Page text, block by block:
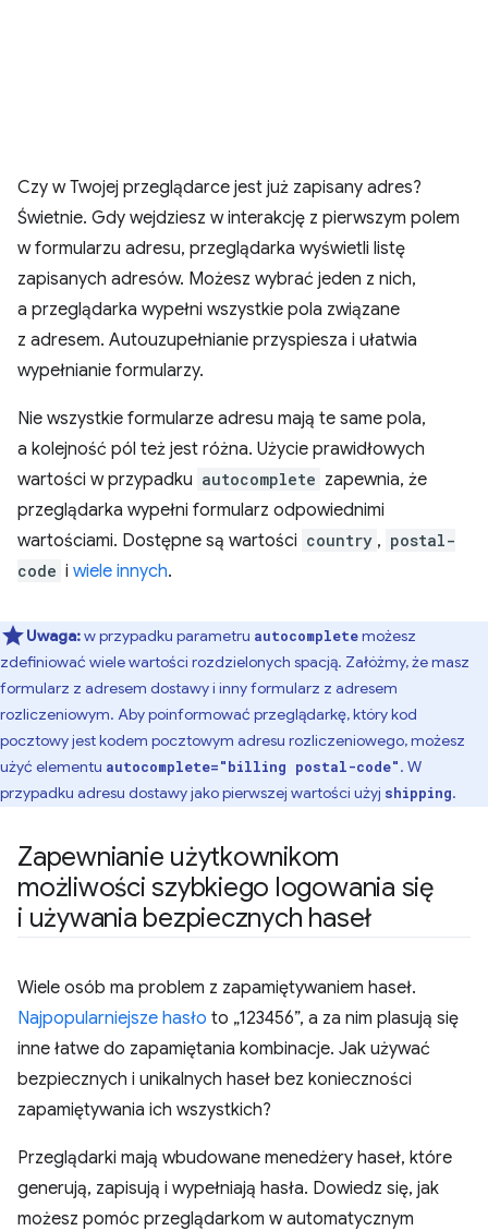
Czy w Twojej przeglądarce jest już zapisany adres?
Świetnie. Gdy wejdziesz w interakcję z pierwszym polem
w formularzu adresu, przeglądarka wyświetli listę
zapisanych adresów. Możesz wybrać jeden z nich,
a przeglądarka wypełni wszystkie pola związane
z adresem. Autouzupełnianie przyspiesza i ułatwia
wypełnianie formularzy.
Nie wszystkie formularze adresu mają te same pola,
a kolejność pól też jest różna. Użycie prawidłowych
wartości w przypadku autocomplete zapewnia, że
przeglądarka wypełni formularz odpowiednimi
wartościami. Dostępne są wartości country , postal-
code i wiele innych.
Uwaga:w przypadku parametru autocompletemożesz
zdefiniować wiele wartości rozdzielonych spacją. Załóżmy, że masz
formularz z adresem dostawy i inny formularz z adresem
rozliczeniowym. Aby poinformować przeglądarkę, który kod
pocztowy jest kodem pocztowym adresu rozliczeniowego, możesz
użyć elementu autocomplete="billing postal-code". W
przypadku adresu dostawy jako pierwszej wartości użyj shipping.
Zapewnianie użytkownikom
możliwości szybkiego logowania się
i używania bezpiecznych haseł
Wiele osób ma problem z zapamiętywaniem haseł.
Najpopularniejsze hasło to „123456”, a za nim plasują się
inne łatwe do zapamiętania kombinacje. Jak używać
bezpiecznych i unikalnych haseł bez konieczności
zapamiętywania ich wszystkich?
Przeglądarki mają wbudowane menedżery haseł, które
generują, zapisują i wypełniają hasła. Dowiedz się, jak
możesz pomóc przeglądarkom w automatycznym